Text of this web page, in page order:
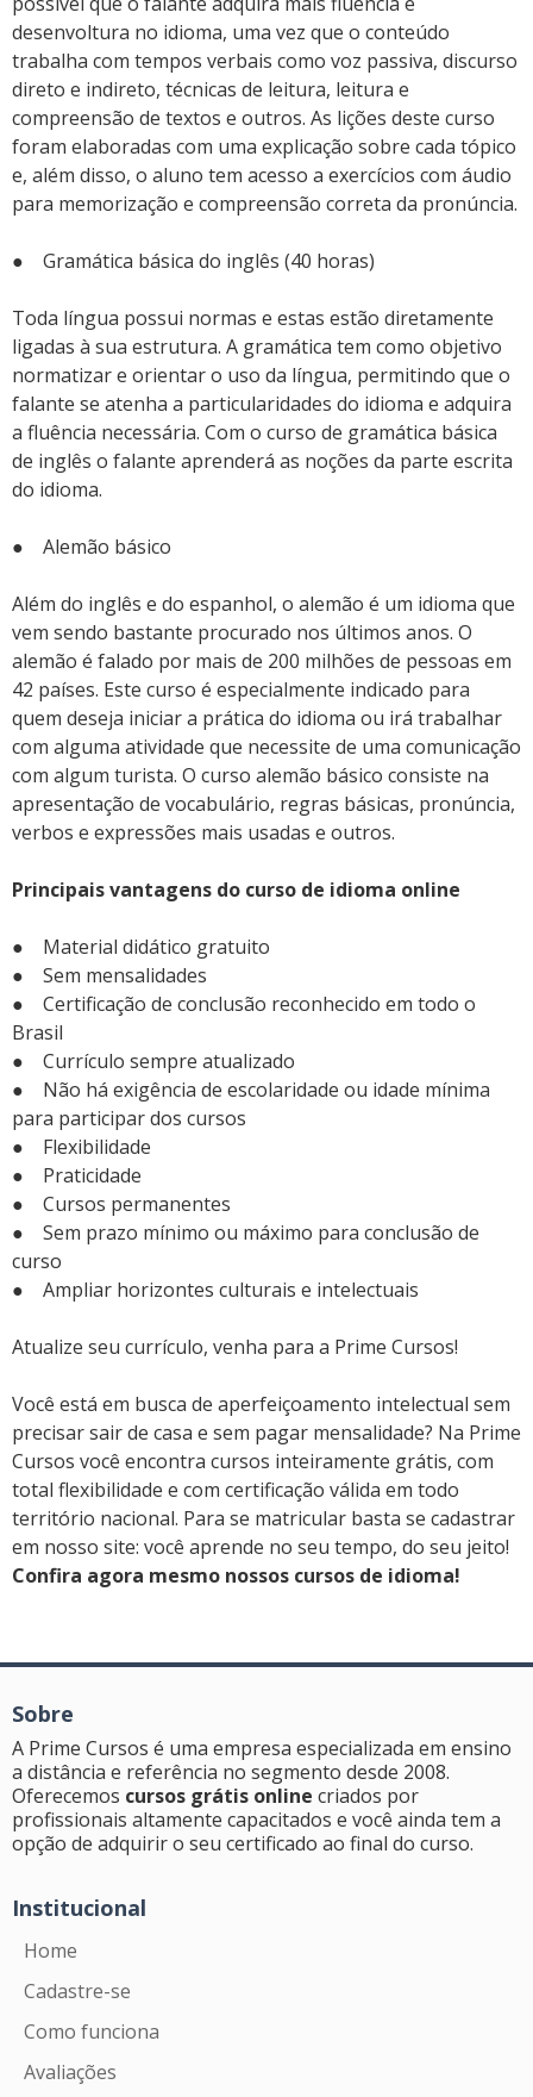
desenvoltura no idioma, uma vez que o conteúdo
trabalha com tempos verbais como voz passiva, discurso
direto e indireto, técnicas de leitura, leitura e
compreensão de textos e outros. As lições deste curso
foram elaboradas com uma explicação sobre cada tópico
e, além disso, o aluno tem acesso a exercícios com áudio
para memorização e compreensão correta da pronúncia.
● Gramática básica do inglês (40 horas)
Toda língua possui normas e estas estão diretamente
ligadas à sua estrutura. A gramática tem como objetivo
normatizar e orientar o uso da língua, permitindo que o
falante se atenha a particularidades do idioma e adquira
a fluência necessária. Com o curso de gramática básica
de inglês o falante aprenderá as noções da parte escrita
do idioma.
● Alemão básico
Além do inglês e do espanhol, o alemão é um idioma que
vem sendo bastante procurado nos últimos anos. O
alemão é falado por mais de 200 milhões de pessoas em
42 países. Este curso é especialmente indicado para
quem deseja iniciar a prática do idioma ou irá trabalhar
com alguma atividade que necessite de uma comunicação
com algum turista. O curso alemão básico consiste na
apresentação de vocabulário, regras básicas, pronúncia,
verbos e expressões mais usadas e outros.
Principais vantagens do curso de idioma online
● Material didático gratuito
● Sem mensalidades
● Certificação de conclusão reconhecido em todo o
Brasil
● Currículo sempre atualizado
● Não há exigência de escolaridade ou idade mínima
para participar dos cursos
● Flexibilidade
● Praticidade
● Cursos permanentes
● Sem prazo mínimo ou máximo para conclusão de
curso
● Ampliar horizontes culturais e intelectuais
Atualize seu currículo, venha para a Prime Cursos!
Você está em busca de aperfeiçoamento intelectual sem
precisar sair de casa e sem pagar mensalidade? Na Prime
Cursos você encontra cursos inteiramente grátis, com
total flexibilidade e com certificação válida em todo
território nacional. Para se matricular basta se cadastrar
em nosso site: você aprende no seu tempo, do seu jeito!
Confira agora mesmo nossos cursos de idioma!
Sobre
A Prime Cursos é uma empresa especializada em ensino
a distância e referência no segmento desde 2008.
Oferecemos cursos grátis online criados por
profissionais altamente capacitados e você ainda tem a
opção de adquirir o seu certificado ao final do curso.
Institucional
Home
Cadastre-se
Como funciona
Avaliações